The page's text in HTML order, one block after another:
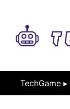
contenu
TechGame ▸